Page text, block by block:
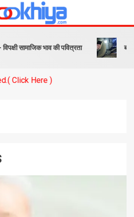
सामाजिक भाव की पवित्रता बनारस
)